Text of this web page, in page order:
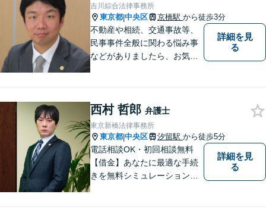
吉川綜合法律事務所
東京都|中央区 京橋駅 から徒歩3分
不動産や相続、交通事故等、
民事事件全般に関わる悩み事
などがありましたら、お気軽
詳細を見
る
西村 哲郎 弁護士
東京新橋法律事務所
東京都|中央区 汐留駅 から徒歩5分
電話相談OK・初回相談無料
【借金】あなたに最適な手続
きを無料シミュレーション
詳細を見
る